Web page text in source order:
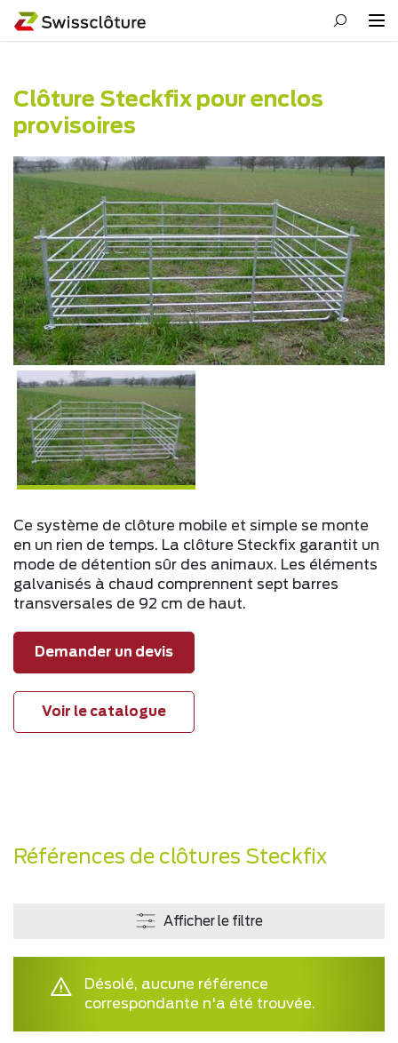
Clôture Steckfix pour enclos
provisoires
Ce système de clôture mobile et simple se monte
en un rien de temps. La clôture Steckfix garantit un
mode de détention sûr des animaux. Les éléments
galvanisés à chaud comprennent sept barres
transversales de 92 cm de haut.
Demander un devis
Voir le catalogue
Références de clôtures Steckfix
Afficher le filtre
Désolé, aucune référence
correspondante n'a été trouvée.